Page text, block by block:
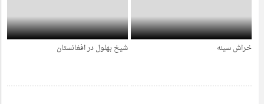
خراش سینه شیخ بهلول در افغانستان